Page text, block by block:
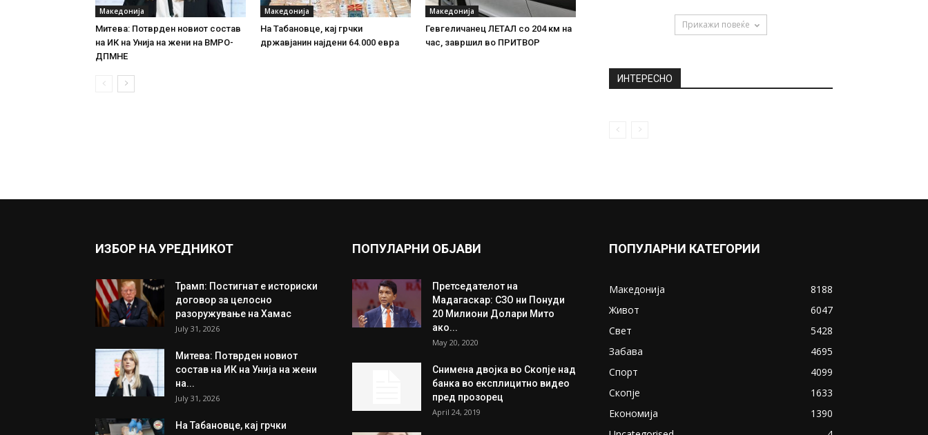
Македонија
Митева: Потврден новиот состав
на ИК на Унија на жени на ВМРО-
ДПМНЕ
Македонија
На Табановце, кај грчки
државјанин најдени 64.000 евра
Македонија
Гевгеличанец ЛЕТАЛ со 204 км на
час, завршил во ПРИТВОР
Прикажи повеќе
ИНТЕРЕСНО
ИЗБОР НА УРЕДНИКОТ
Трамп: Постигнат е историски
договор за целосно
разоружување на Хамас
July 31, 2026
Митева: Потврден новиот
состав на ИК на Унија на жени
на...
July 31, 2026
На Табановце, кај грчки
ПОПУЛАРНИ ОБЈАВИ
Претседателот на
Мадагаскар: СЗО ни Понуди
20 Милиони Долари Мито
ако...
May 20, 2020
Снимена двојка во Скопје над
банка во експлицитно видео
пред прозорец
April 24, 2019
ПОПУЛАРНИ КАТЕГОРИИ
Македонија
8188
Живот
6047
Свет
5428
Забава
4695
Спорт
4099
Скопје
1633
Економија
1390